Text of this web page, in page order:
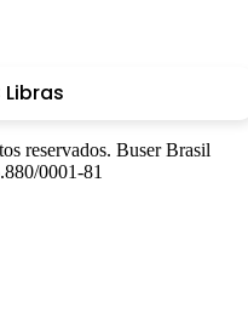
Libras
reservados. Buser Brasil
0001-81